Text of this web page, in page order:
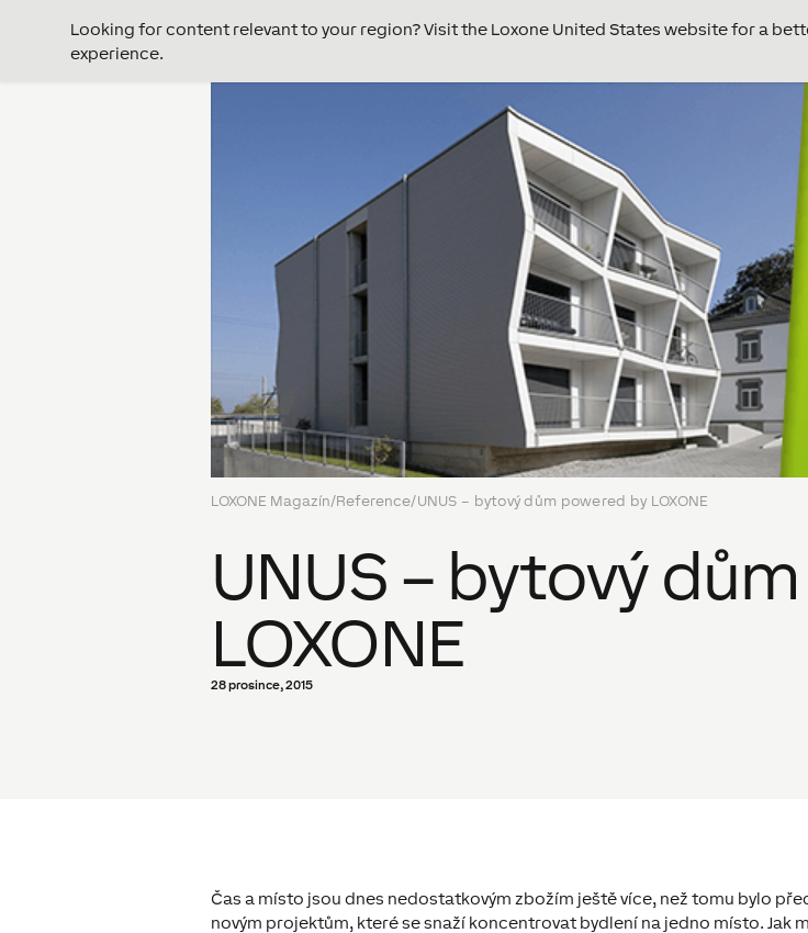
Looking for content relevant to your region? Visit the Loxone United States website for a
experience.
LOXONE Magazín/Reference/UNUS – bytový dům powered by LOXONE
UNUS – bytový
LOXONE
28 prosince, 2015
Čas a místo jsou dnes nedostatkovým zbožím ještě více, než tomu bylo
novým projektům, které se snaží koncentrovat bydlení na jedno místo. Jak